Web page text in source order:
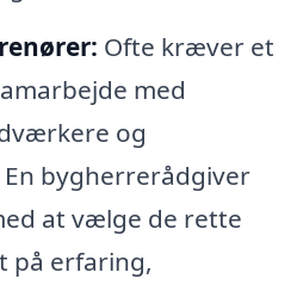
Ofte kræver et
med
og
bygherrerådgiver
at vælge de rette
på erfaring,